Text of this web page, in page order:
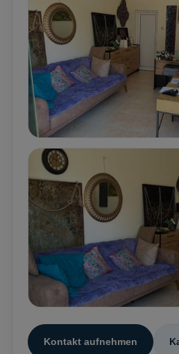
Kontakt aufnehmen